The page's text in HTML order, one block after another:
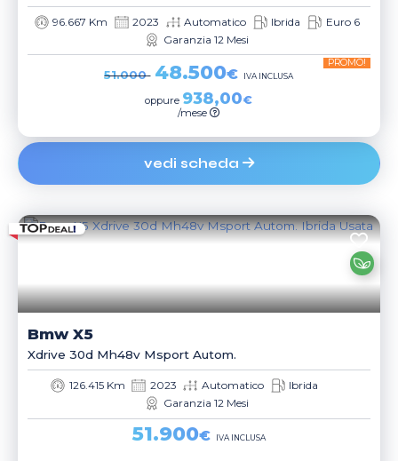
96.667 Km 2023 Automatico Ibrida
Euro 6
Garanzia 12 Mesi
51.000 48.500€
PROMO!
IVA INCLUSA
oppure 938,00€
/mese
vedi scheda
Bmw X5
Xdrive 30d Mh48v Msport Autom.
126.415 Km 2023 Automatico
Ibrida
Garanzia 12 Mesi
51.900€ IVA INCLUSA